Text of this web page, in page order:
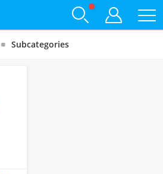
Subcategories